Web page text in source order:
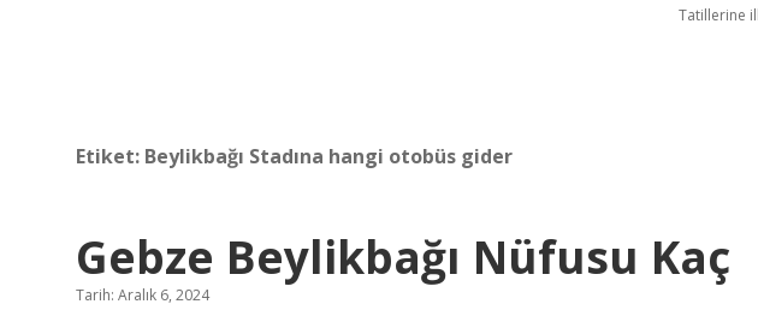
Tatillerine
Etiket: Beylikbağı Stadına hangi otobüs gider
Gebze Beylikbağı Nüfusu Kaç
Tarih: Aralık 6, 2024